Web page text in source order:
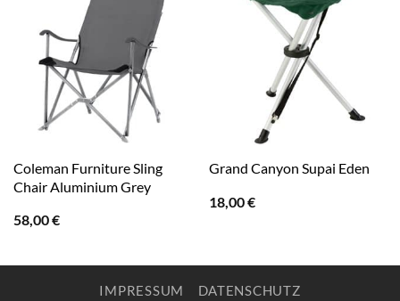
Coleman Furniture Sling
Chair Aluminium Grey
58,00€
Grand Canyon Supai Eden
18,00€
IMPRESSUM DATENSCHUTZ